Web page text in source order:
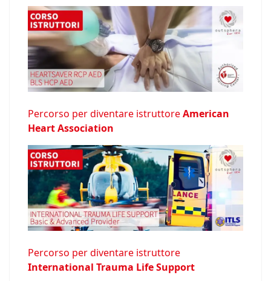
Percorso per diventare istruttoreAmerican
Heart Association
Percorso per diventare istruttore
International Trauma Life Support